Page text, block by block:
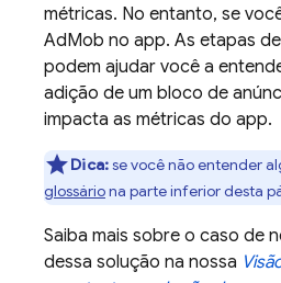
métricas. No entanto, se
AdMob no app. As etapas
podem ajudar você a
adição de um bloco de
impacta as métricas do app.
Dica:se você não entender
glossáriona parte inferior desta
Saiba mais sobre o caso de
dessa solução na nossa